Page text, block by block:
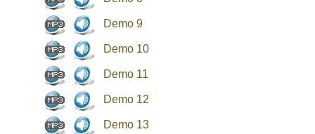
Demo 9
Demo 10
Demo 11
Demo 12
Demo 13